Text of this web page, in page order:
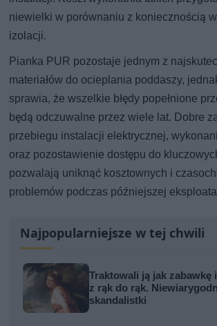
niewielki w porównaniu z koniecznością
izolacji.
Pianka PUR pozostaje jednym z
materiałów do ocieplania poddaszy,
sprawia, że wszelkie błędy popełnione
będą odczuwalne przez wiele lat. Dobre
przebiegu instalacji elektrycznej,
oraz pozostawienie dostępu do
pozwalają uniknąć kosztownych i
problemów podczas późniejszej
Najpopularniejsze w tej chwili
Traktowali ją jak zabawkę
z rąk do rąk.
skandalistki